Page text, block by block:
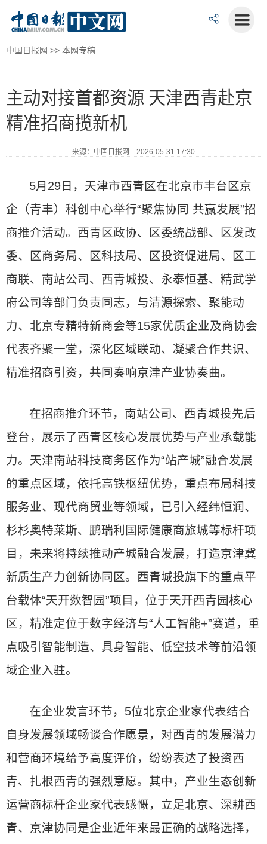
中国日报网 >> 本网专稿
主动对接首都资源 天津西青赴京
精准招商揽新机
来源：中国日报网 2026-05-31 17:30
5月29日，天津市西青区在北京市丰台区京
企（青丰）科创中心举行“聚焦协同 共赢发展”招
商推介活动。西青区政协、区委统战部、区发改
委、区商务局、区科技局、区投资促进局、区工
商联、南站公司、西青城投、永泰恒基、精武学
府公司等部门负责同志，与清源探索、聚能动
力、北京专精特新商会等15家优质企业及商协会
代表齐聚一堂，深化区域联动、凝聚合作共识、
精准招商引资，共同奏响京津产业协奏曲。
在招商推介环节，南站公司、西青城投先后
登台，展示了西青区核心发展优势与产业承载能
力。天津南站科技商务区作为“站产城”融合发展
的重点区域，依托高铁枢纽优势，重点布局科技
服务业、现代商贸业等领域，已引入经纬恒润、
杉杉奥特莱斯、鹏瑞利国际健康商旅城等标杆项
目，未来将持续推动产城融合发展，打造京津冀
新质生产力创新协同区。西青城投旗下的重点平
台载体“天开数智园”项目，位于天开西青园核心
区，精准定位于数字经济与“人工智能+”赛道，重
点吸引智能制造、具身智能、低空技术等前沿领
域企业入驻。
在企业发言环节，5位北京企业家代表结合
自身发展领域畅谈合作愿景，对西青的发展潜力
和营商环境给予高度评价，纷纷表达了投资西
青、扎根西青的强烈意愿。其中，产业生态创新
运营商标杆企业家代表感慨，立足北京、深耕西
青、京津协同是企业近年来最正确的战略选择，